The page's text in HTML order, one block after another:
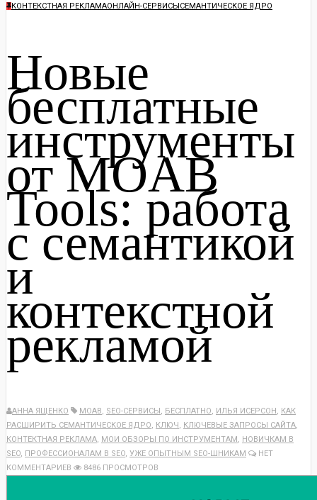
КОНТЕКСТНАЯ РЕКЛАМАОНЛАЙН-СЕРВИСЫСЕМАНТИЧЕСКОЕ ЯДРО
Новые
бесплатные
инструменты
от MOAB
Tools: работа
с семантикой
и
контекстной
рекламой
АННА ЯЩЕНКО MOAB, SEO-СЕРВИСЫ, БЕСПЛАТНО, ИЛЬЯ ИСЕРСОН, КАК
РАСШИРИТЬ СЕМАНТИЧЕСКОЕ ЯДРО, КЛЮЧ, КЛЮЧЕВЫЕ ЗАПРОСЫ САЙТА,
КОНТЕКТНАЯ РЕКЛАМА, МОИ ОБЗОРЫ ПО ИНСТРУМЕНТАМ, НОВИЧКАМ В
SEO, ПРОФЕССИОНАЛАМ В SEO, УЖЕ ОПЫТНЫМ SEO-ШНИКАМ
НЕТ
КОММЕНТАРИЕВ
8486 ПРОСМОТРОВ